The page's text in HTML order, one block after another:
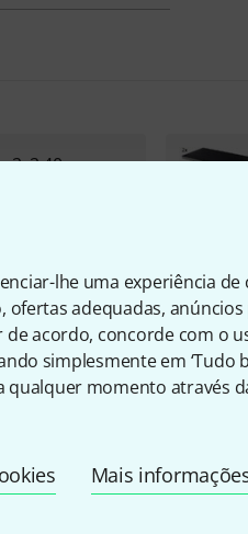
lhe uma experiência
adequadas,
acordo, concorde com o
simplesmente em ‘Tudo
momento através
Mais
2x2 40cm
3x2 40cm